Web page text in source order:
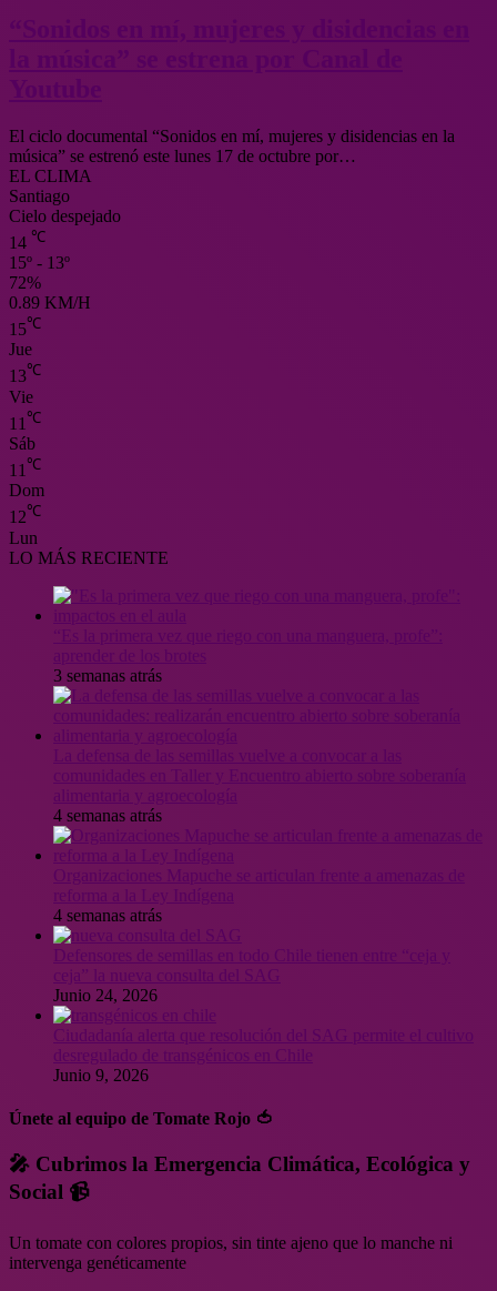
El ciclo documental “Sonidos en mí, mujeres y disidencias en la
música” se estrenó este lunes 17 de octubre por…
EL CLIMA
Santiago
Cielo despejado
14 ℃
15º - 13º
72%
0.89 KM/H
15℃
Jue
13℃
Vie
11 ℃
Sáb
11 ℃
Dom
12℃
Lun
LO MÁS RECIENTE
3 semanas atrás
4 semanas atrás
Organizaciones Mapuche se articulan frente a amenazas de
4 semanas atrás
Junio 24, 2026
Ciudadanía alerta que resolución del SAG permite el cultivo
desregulado de transgénicos en Chile
Junio 9, 2026
Únete al equipo de Tomate Rojo 🍅
🎤 Cubrimos la Emergencia Climática, Ecológica y
Social 📹
Un tomate con colores propios, sin tinte ajeno que lo manche ni
intervenga genéticamente